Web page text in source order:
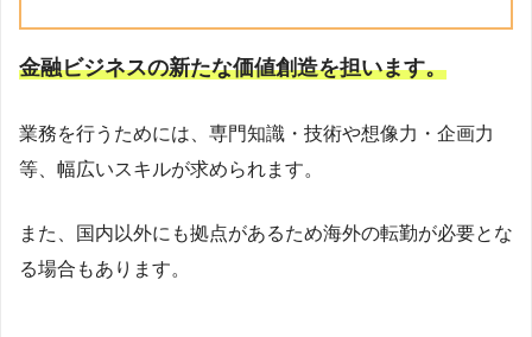
金融ビジネスの新たな価値創造を担います。
業務を行うためには、専門知識・技術や想像力・企画力
等、幅広いスキルが求められます。
また、国内以外にも拠点があるため海外の転勤が必要とな
る場合もあります。